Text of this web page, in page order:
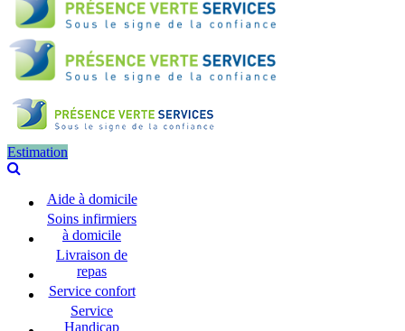
Estimation
Aide à domicile
Soins infirmiers
à domicile
Livraison de
repas
Service confort
Service
Handicap